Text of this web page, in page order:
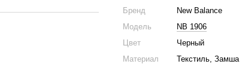
Бренд
New Balance
Модель
NB 1906
Цвет
Черный
Материал
Текстиль, Замша